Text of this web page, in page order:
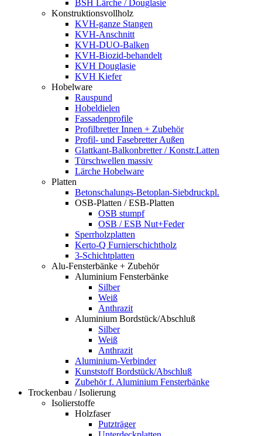
BSH Lärche / Douglasie
Konstruktionsvollholz
KVH-ganze Stangen
KVH-Anschnitt
KVH-DUO-Balken
KVH-Biozid-behandelt
KVH Douglasie
KVH Kiefer
Hobelware
Rauspund
Hobeldielen
Fassadenprofile
Profilbretter Innen + Zubehör
Profil- und Fasebretter Außen
Glattkant-Balkonbretter / Konstr.Latten
Türschwellen massiv
Lärche Hobelware
Platten
Betonschalungs-Betoplan-Siebdruckpl.
OSB-Platten / ESB-Platten
OSB stumpf
OSB / ESB Nut+Feder
Sperrholzplatten
Kerto-Q Furnierschichtholz
3-Schichtplatten
Alu-Fensterbänke + Zubehör
Aluminium Fensterbänke
Silber
Weiß
Anthrazit
Aluminium Bordstück/Abschluß
Silber
Weiß
Anthrazit
Aluminium-Verbinder
Kunststoff Bordstück/Abschluß
Zubehör f. Aluminium Fensterbänke
Trockenbau / Isolierung
Isolierstoffe
Holzfaser
Putzträger